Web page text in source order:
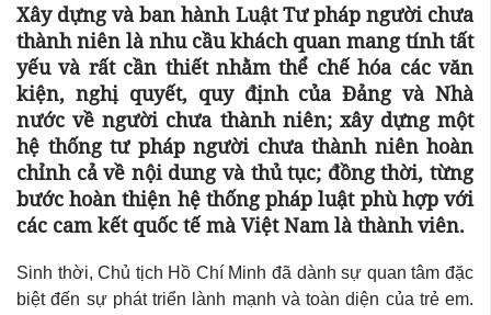
Xây dựng và ban hành Luật Tư pháp người chưa
thành niên là nhu cầu khách quan mang tính tất
yếu và rất cần thiết nhằm thể chế hóa các văn
kiện, nghị quyết, quy định của Đảng và Nhà
nước về người chưa thành niên; xây dựng một
hệ thống tư pháp người chưa thành niên hoàn
chỉnh cả về nội dung và thủ tục; đồng thời, từng
bước hoàn thiện hệ thống pháp luật phù hợp với
các cam kết quốc tế mà Việt Nam là thành viên.
Sinh thời, Chủ tịch Hồ Chí Minh đã dành sự quan tâm đặc
biệt đến sự phát triển lành mạnh và toàn diện của trẻ em.